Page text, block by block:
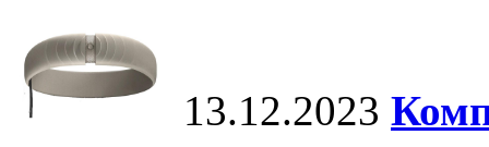
13.12.2023